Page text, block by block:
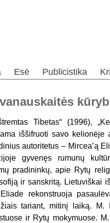
Esė Publicistika
Tibetas“ (1996),
iššifruoti savo kelionėje
autoritetus – Mircea’ą
gyvenęs rumunų
pradininkų, apie Rytų
ir sanskritą. Lietuviškai
rekonstruoja
tariant, mitinį laiką.
ir Rytų mokymuose.